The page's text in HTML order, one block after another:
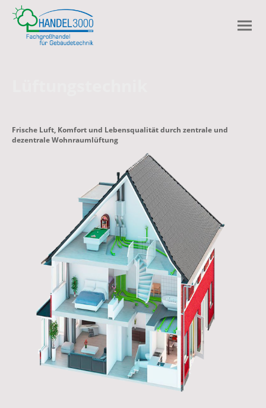
Frische Luft, Komfort und Lebensqualität durch zentrale und
dezentrale Wohnraumlüftung